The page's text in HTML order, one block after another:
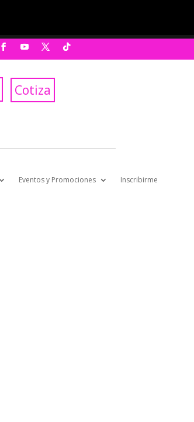
Cotiza
Eventos y Promociones Inscribirme